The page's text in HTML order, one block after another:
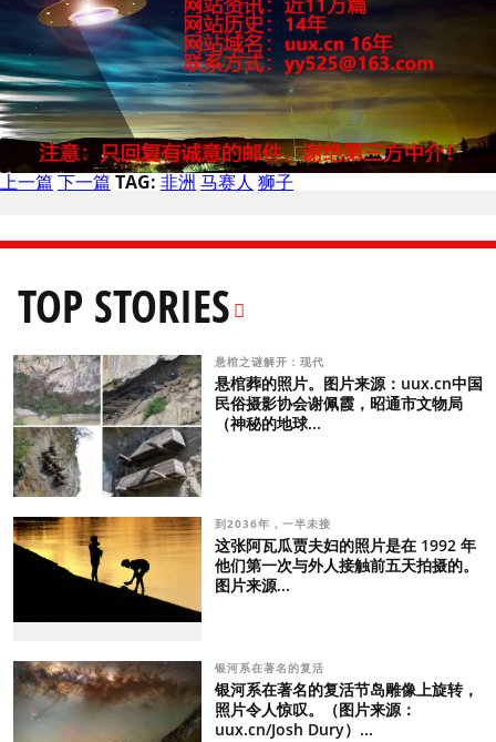
上一篇 下一篇 TAG: 非洲 马赛人 狮子
TOP STORIES
悬棺之谜解开：现代
悬棺葬的照片。图片来源：uux.cn中国
民俗摄影协会谢佩霞，昭通市文物局
（神秘的地球...
到2036年，一半未接
这张阿瓦瓜贾夫妇的照片是在 1992 年
他们第一次与外人接触前五天拍摄的。
图片来源...
银河系在著名的复活
银河系在著名的复活节岛雕像上旋转，
照片令人惊叹。（图片来源：
uux.cn/Josh Dury）...